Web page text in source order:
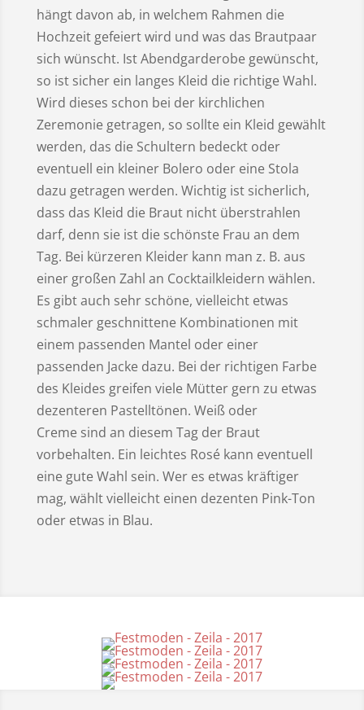
hängt davon ab, in welchem Rahmen die
Hochzeit gefeiert wird und was das Brautpaar
sich wünscht. Ist Abendgarderobe gewünscht,
so ist sicher ein langes Kleid die richtige Wahl.
Wird dieses schon bei der kirchlichen
Zeremonie getragen, so sollte ein Kleid gewählt
werden, das die Schultern bedeckt oder
eventuell ein kleiner Bolero oder eine Stola
dazu getragen werden. Wichtig ist sicherlich,
dass das Kleid die Braut nicht überstrahlen
darf, denn sie ist die schönste Frau an dem
Tag. Bei kürzeren Kleider kann man z. B. aus
einer großen Zahl an Cocktailkleidern wählen.
Es gibt auch sehr schöne, vielleicht etwas
schmaler geschnittene Kombinationen mit
einem passenden Mantel oder einer
passenden Jacke dazu. Bei der richtigen Farbe
des Kleides greifen viele Mütter gern zu etwas
dezenteren Pastelltönen. Weiß oder
Creme sind an diesem Tag der Braut
vorbehalten. Ein leichtes Rosé kann eventuell
eine gute Wahl sein. Wer es etwas kräftiger
mag, wählt vielleicht einen dezenten Pink-Ton
oder etwas in Blau.